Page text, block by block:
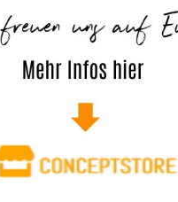
mit Fleckschutz